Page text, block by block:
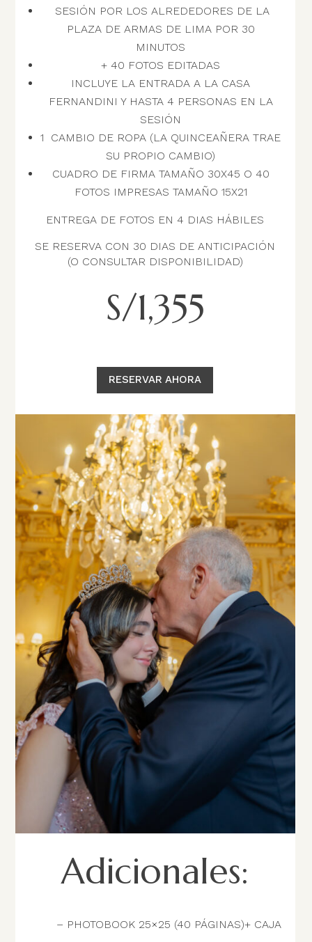
SESIÓN POR LOS ALREDEDORES DE LA
PLAZA DE ARMAS DE LIMA POR 30
MINUTOS
+ 40 FOTOS EDITADAS
INCLUYE LA ENTRADA A LA CASA
FERNANDINI Y HASTA 4 PERSONAS EN LA
SESIÓN
1 CAMBIO DE ROPA (LA QUINCEAÑERA TRAE
SU PROPIO CAMBIO)
CUADRO DE FIRMA TAMAÑO 30X45 O 40
FOTOS IMPRESAS TAMAÑO 15X21
ENTREGA DE FOTOS EN 4 DIAS HÁBILES
SE RESERVA CON 30 DIAS DE ANTICIPACIÓN
(O CONSULTAR DISPONIBILIDAD)
S/1,355
RESERVAR AHORA
Adicionales:
– PHOTOBOOK 25×25 (40 PÁGINAS)+ CAJA